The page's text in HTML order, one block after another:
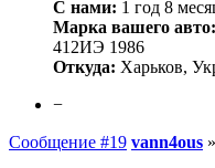
С нами: 1 год 8
Марка вашего авто:
412ИЭ 1986
Откуда: Харьков,
−
Сообщение #19 vann4ous »